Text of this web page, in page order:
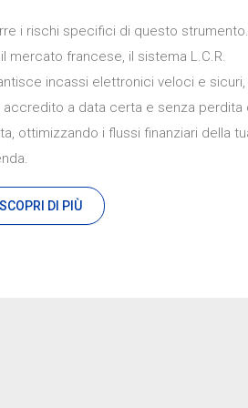
i rischi specifici di questo strumento.
mercato francese, il sistema L.C.R.
DI PIÙ